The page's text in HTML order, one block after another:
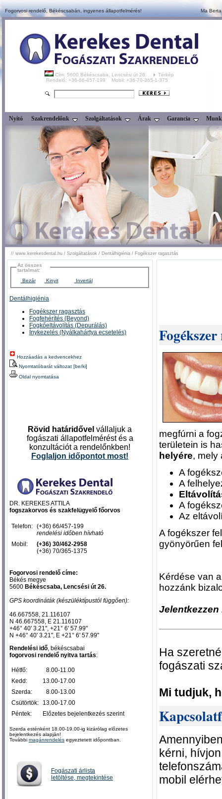
Fogorvosi rendelő, Békéscsabán, ingyenes állapotfelmérés! Ma
Cím: 5600 Békéscsaba, Lencsési út 26.
Térkép
Rendelő: +36-66-457-199 Mobil: +36-70-365-1-375
Nyitó Szakrendelőnk Szolgáltatások Árak Garancia
// www.kerekesdental.hu / Szolgáltatások / Dentálhigiénia / Fogékszer ragasztás
Az összes
tartalmat:
Bezár
Kinyit Invertál
Dentálhigiénia
Fogékszer ragasztás
Fogfehérítés (Beyond)
Fogkőeltávolítás (Depurálás)
Ínykezelés (Nyálkahártya ecsetelés)
Hozzáadás a kedvencekhez
Nyomtatóbarát változat [be/ki]
Oldal nyomtatása
Rövid határidővel vállaljuk a
fogászati állapotfelmérést és a
konzultációt a rendelőnkben!
Foglal jon időpontot most!
DR. KEREKES ATTILA
fogszakorvos és szakfelügyelő főorvos
Telefon: (+36) 66/457-199
rendelési időben hívható
Mobil:
(+36) 30/462-2958
(+36) 70/365-1375
Fogorvosi rendelő címe:
Békés megye
5600 Békéscsaba, Lencsési út 26.
GPS koordináták (készüléktípustól függően):
46.667558, 21.116107‎
N 46.667558, E 21.116107‎
+46° 40' 3.21", +21° 6' 57.99"
N +46° 40' 3.21", E +21° 6' 57.99"
Rendelési idő, békéscsabai
fogorvosi rendelő nyitva tartás:
Hétfő:
8.00-11.00
Kedd:
13.00-17.00
Szerda:
8.00-13.00
Csütörtök:
13.00-17.00
Péntek:
Előzetes bejelentkezés szerint
Szerda esténként 18.00-19.00-ig kizárólag előzetes
bejelentkezés alapján!
További magánrendelés egyeztetett időpontban.
Fogászati árlista
letöltése, megtekintése
megfúrni a
területein is
helyére, mely
A
A
A
Az
A fogékszer
gyönyörűen
Kérdése van
hozzánk
Jelentkezzen
Ha
fogászati
Mi tudjuk,
kérni,
mobil